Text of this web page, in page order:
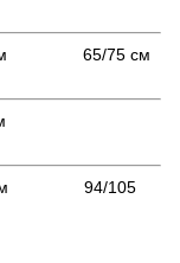
75 см
105